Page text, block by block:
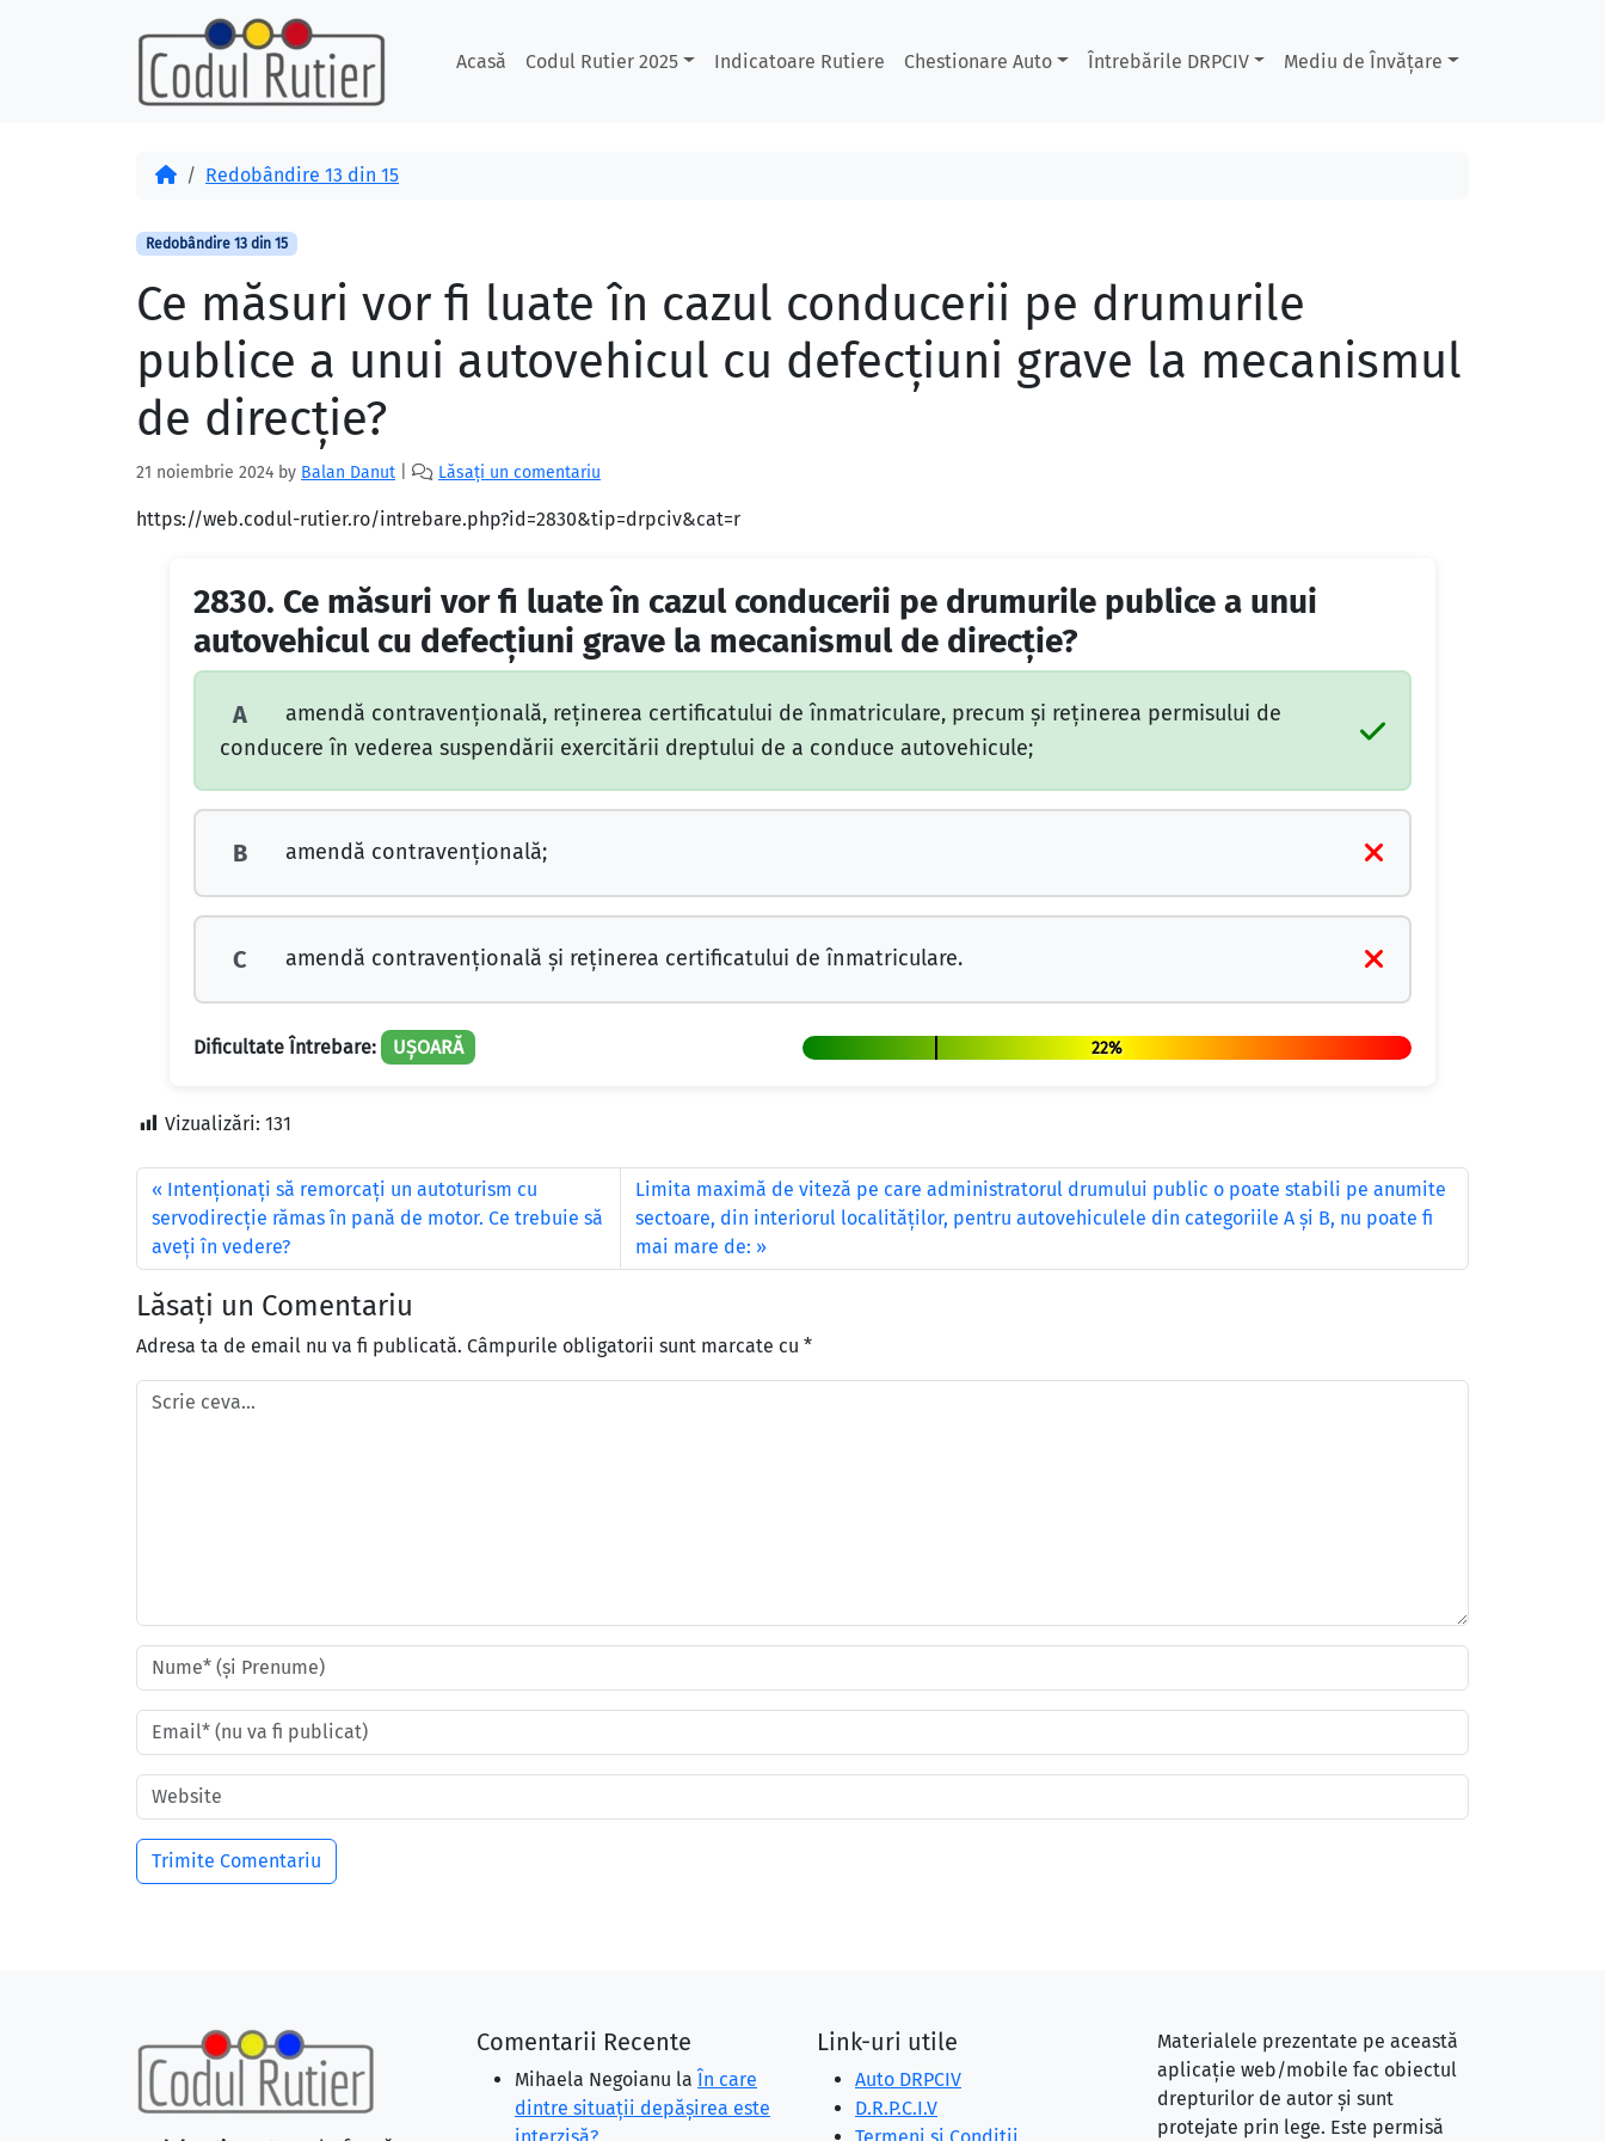
Acasă Codul Rutier 2025 Indicatoare Rutiere Chestionare Auto Întrebările DRPCIV Mediu de Învățare
AcasăRedobândire 13 din 15
Redobândire 13 din 15
Ce măsuri vor fi luate în cazul conducerii pe drumurile
publice a unui autovehicul cu defecţiuni grave la mecanismul
de direcţie?
21 noiembrie 2024 by Balan Danut Lăsați un comentariu
https://web.codul-rutier.ro/intrebare.php?id=2830&tip=drpciv&cat=r
2830. Ce măsuri vor fi luate în cazul conducerii pe drumurile publice a unui
autovehicul cu defecţiuni grave la mecanismul de direcţie?
A
amendă contravenţională, reţinerea certificatului de înmatriculare, precum şi reţinerea permisului de
conducere în vederea suspendării exercitării dreptului de a conduce autovehicule;
B amendă contravenţională;
C amendă contravenţională şi reţinerea certificatului de înmatriculare.
Dificultate Întrebare: UȘOARĂ 22%
Vizualizări: 131
Intenţionaţi să remorcaţi un autoturism cu
servodirecţie rămas în pană de motor. Ce trebuie să
aveţi în vedere?
Limita maximă de viteză pe care administratorul drumului public o poate stabili pe anumite
sectoare, din interiorul localităţilor, pentru autovehiculele din categoriile A şi B, nu poate fi
mai mare de:
Lăsați un Comentariu
Adresa ta de email nu va fi publicată. Câmpurile obligatorii sunt marcate cu *
Comentarii Recente
Mihaela Negoianu la În care
dintre situaţii depăşirea este
Link-uri utile
Auto DRPCIV
D.R.P.C.I.V
Materialele prezentate pe această
aplicație web/mobile fac obiectul
drepturilor de autor și sunt
protejate prin lege. Este permisă